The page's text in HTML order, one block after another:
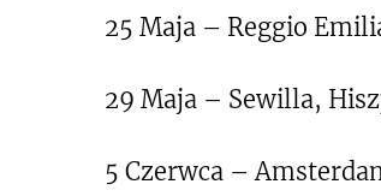
25 Maja – Reggio
29 Maja – Sewilla,
5 Czerwca –